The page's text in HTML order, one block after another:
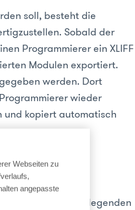
Webseiten zu
angepasste
soll, besteht die
Sobald der
Programmierer ein XLIFF
Modulen exportiert.
werden. Dort
wieder
und kopiert automatisch
alle grundlegenden